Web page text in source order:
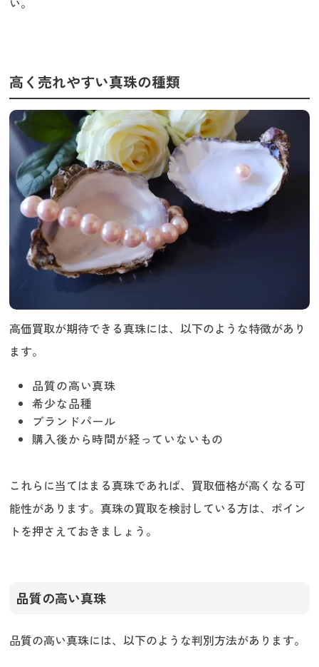
高く売れやすい真珠の種類
高価買取が期待できる真珠には、以下のような特徴があり
ます。
品質の高い真珠
希少な品種
ブランドパール
購入後から時間が経っていないもの
これらに当てはまる真珠であれば、買取価格が高くなる可
能性があります。真珠の買取を検討している方は、ポイン
トを押さえておきましょう。
品質の高い真珠
品質の高い真珠には、以下のような判別方法があります。